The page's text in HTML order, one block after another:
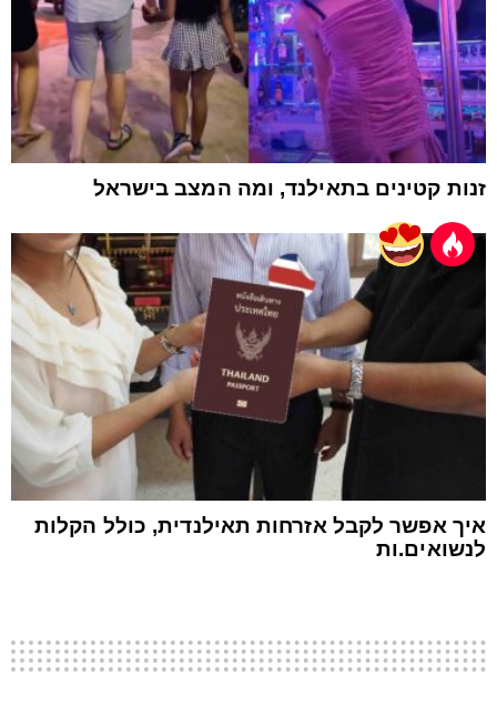
זנות קטינים בתאילנד, ומה המצב בישראל
איך אפשר לקבל אזרחות תאילנדית, כולל הקלות
לנשואים.ות